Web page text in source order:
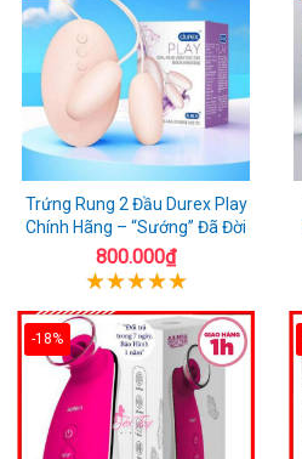
Trứng Rung 2 Đầu Durex Play
Chính Hãng – “Sướng” Đã Đời
800.000₫
-18%